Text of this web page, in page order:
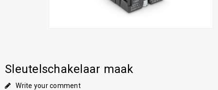
Sleutelschakelaar maak
Write your comment